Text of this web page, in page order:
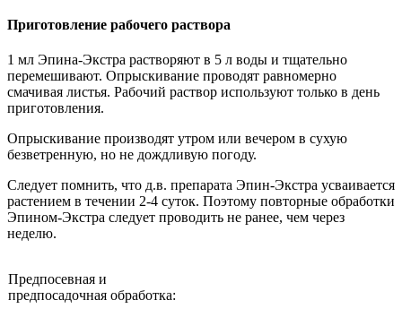
Приготовление рабочего раствора
1 мл Эпина-Экстра растворяют в 5 л воды и тщательно
перемешивают. Опрыскивание проводят равномерно
смачивая листья. Рабочий раствор используют только в день
приготовления.
Опрыскивание производят утром или вечером в сухую
безветренную, но не дождливую погоду.
Следует помнить, что д.в. препарата Эпин-Экстра усваивается
растением в течении 2-4 суток. Поэтому повторные обработки
Эпином-Экстра следует проводить не ранее, чем через
неделю.
Предпосевная и
предпосадочная обработка: